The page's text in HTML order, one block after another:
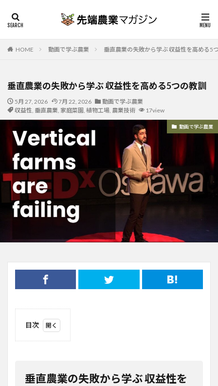
HOME 動画で学ぶ農業 垂直農業の失敗から学ぶ 収益性を高める5
垂直農業の失敗から学ぶ 収益性を高める5つの教訓
5月 27, 2026 7月 22, 2026
動画で学ぶ農業
収益性, 垂直農業, 家庭菜園, 植物工場, 農業技術 17view
動画で学ぶ農業
目次
敗か
ら学
垂直農業の失敗から学ぶ 収益性を